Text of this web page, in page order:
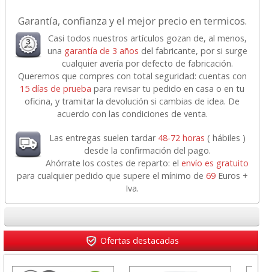
Garantía, confianza y el mejor precio en termicos.
Casi todos nuestros artículos gozan de, al menos,
una garantía de 3 años del fabricante, por si surge
cualquier avería por defecto de fabricación.
Queremos que compres con total seguridad: cuentas con
15 días de prueba para revisar tu pedido en casa o en tu
oficina, y tramitar la devolución si cambias de idea. De
acuerdo con las condiciones de venta.
Las entregas suelen tardar 48-72 horas ( hábiles )
desde la confirmación del pago.
Ahórrate los costes de reparto: elenvío es gratuito
para cualquier pedido que supere el mínimo de 69Euros +
Iva.
Ofertas destacadas